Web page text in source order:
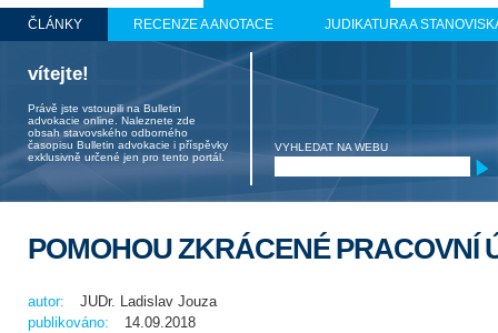
ČLÁNKY RECENZE A ANOTACE JUDIKATURA A
vítejte!
Právě jste vstoupili na Bulletin
advokacie online. Naleznete zde
obsah stavovského odborného
časopisu Bulletin advokacie i příspěvky
exklusivně určené jen pro tento portál.
VYHLEDAT NA WEBU
POMOHOU ZKRÁCENÉ PRACOVNÍ
autor:
JUDr. Ladislav Jouza
publikováno:
14.09.2018